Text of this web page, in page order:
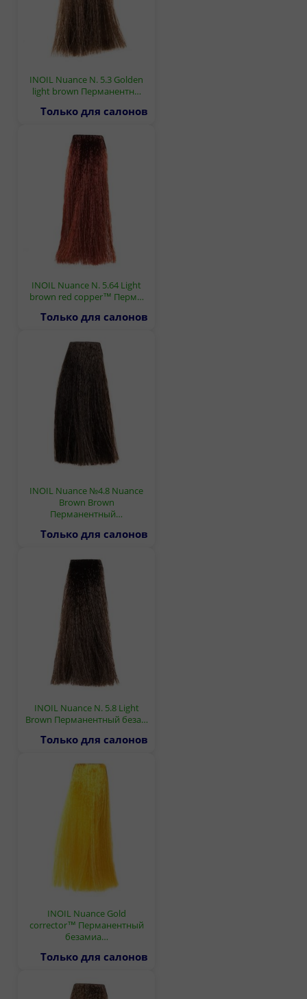
INOIL Nuance N. 5.3 Golden
light brown Перманентн…
Только для салонов
INOIL Nuance N. 5.64 Light
brown red copper™ Перм…
Только для салонов
INOIL Nuance №4.8 Nuance
Brown Brown
Перманентный…
Только для салонов
INOIL Nuance N. 5.8 Light
Brown Перманентный беза…
Только для салонов
INOIL Nuance Gold
corrector™ Перманентный
безамиа…
Только для салонов